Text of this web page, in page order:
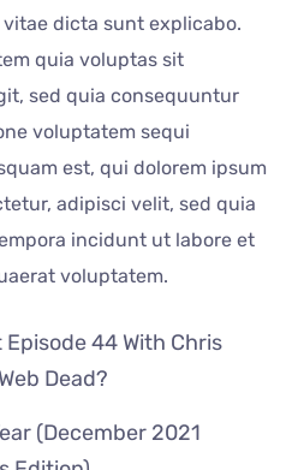
dicta sunt explicabo.
quia voluptas sit
sed quia consequuntur
voluptatem sequi
est, qui dolorem ipsum
adipisci velit, sed quia
incidunt ut labore et
voluptatem.
44 With Chris
Dead?
(December 2021